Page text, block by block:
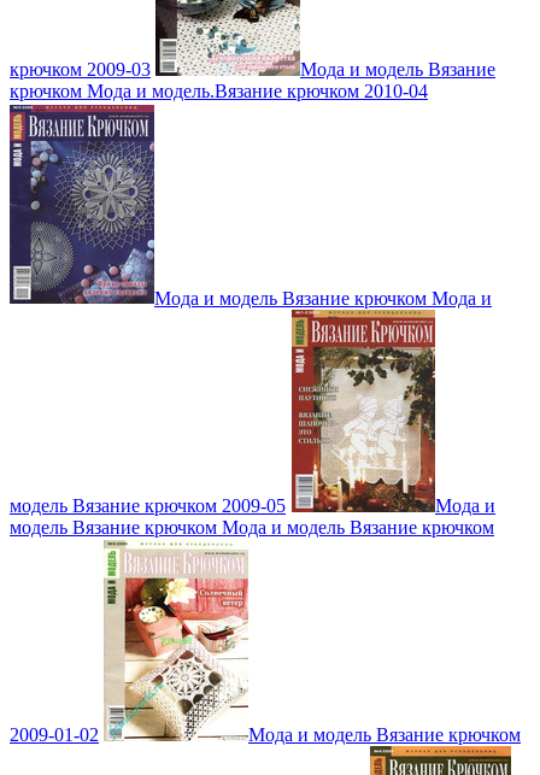
крючком 2009-03
Мода и модель Вязание
крючком Мода и модель.Вязание крючком 2010-04
Мода и модель Вязание крючком Мода и
модель Вязание крючком 2009-05
Мода и
модель Вязание крючком Мода и модель Вязание крючком
2009-01-02 Мода и модель Вязание крючком